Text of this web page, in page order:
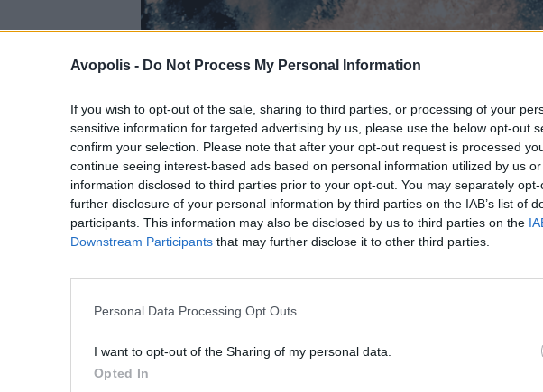
Avopolis - Do Not Process My Personal Information
If you wish to opt-out of the sale, sharing to third parties, or processing of your
sensitive information for targeted advertising by us, please use the below opt-out
confirm your selection. Please note that after your opt-out request is processed
continue seeing interest-based ads based on personal information utilized by us
information disclosed to third parties prior to your opt-out. You may separately
further disclosure of your personal information by third parties on the IAB’s list of
participants. This information may also be disclosed by us to third parties on the
Downstream Participants that may further disclose it to other third parties.
Personal Data Processing Opt Outs
I want to opt-out of the Sharing of my personal data.
Opted In